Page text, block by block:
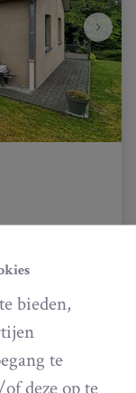
bieden,
te
deze op te